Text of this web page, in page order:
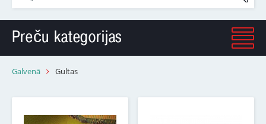
Preču kategorijas
Galvenā Gultas